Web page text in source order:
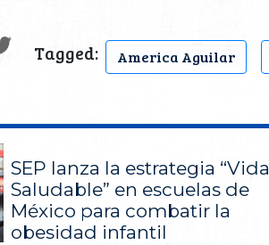
Tagged: America Aguilar
SEP lanza la estrategia “Vida
Saludable” en escuelas de
México para combatir la
obesidad infantil